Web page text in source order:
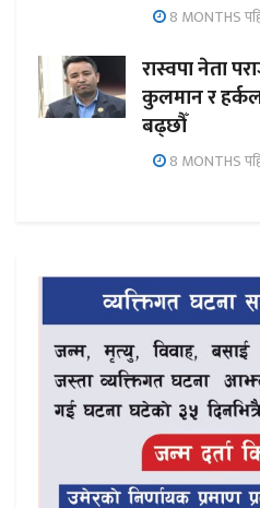
8 MONTHS
रास्वपा नेता
कुलमान र
बढ्छौँ
8 MONTHS